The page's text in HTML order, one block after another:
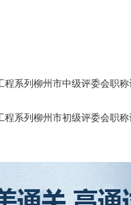
程系列柳州市中级评委会职
程系列柳州市初级评委会职